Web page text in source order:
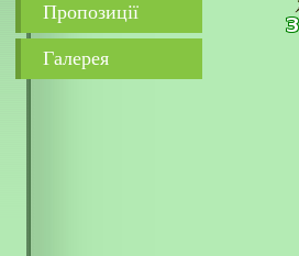
Пропозиції
Галерея